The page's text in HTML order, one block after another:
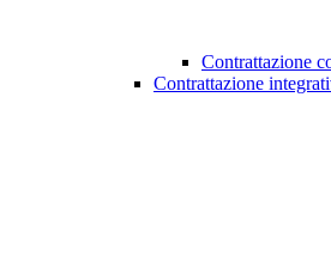
Contrattazione
Contrattazione